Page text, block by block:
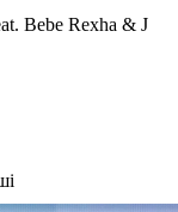
Bebe Rexha & J